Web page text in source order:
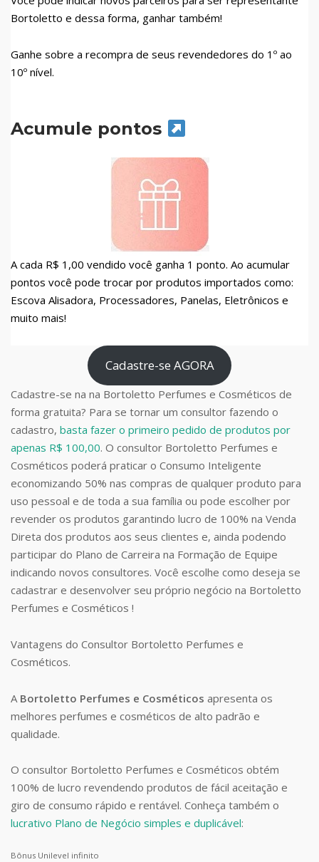
Bortoletto e dessa forma, ganhar também!
Ganhe sobre a recompra de seus revendedores do 1º ao
10º nível.
Acumule pontos
A cada R$ 1,00 vendido você ganha 1 ponto. Ao acumular
pontos você pode trocar por produtos importados como:
Escova Alisadora, Processadores, Panelas, Eletrônicos e
muito mais!
Cadastre-se AGORA
Cadastre-se na na Bortoletto Perfumes e Cosméticos de
forma gratuita? Para se tornar um consultor fazendo o
cadastro, basta fazer o primeiro pedido de produtos por
apenas R$ 100,00. O consultor Bortoletto Perfumes e
Cosméticos poderá praticar o Consumo Inteligente
economizando 50% nas compras de qualquer produto para
uso pessoal e de toda a sua família ou pode escolher por
revender os produtos garantindo lucro de 100% na Venda
Direta dos produtos aos seus clientes e, ainda podendo
participar do Plano de Carreira na Formação de Equipe
indicando novos consultores. Você escolhe como deseja se
cadastrar e desenvolver seu próprio negócio na Bortoletto
Perfumes e Cosméticos !
Vantagens do Consultor Bortoletto Perfumes e
Cosméticos.
A Bortoletto Perfumes e Cosméticos apresenta os
melhores perfumes e cosméticos de alto padrão e
qualidade.
O consultor Bortoletto Perfumes e Cosméticos obtém
100% de lucro revendendo produtos de fácil aceitação e
giro de consumo rápido e rentável. Conheça também o
lucrativo Plano de Negócio simples e duplicável:
Bônus Unilevel infinito